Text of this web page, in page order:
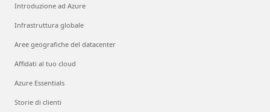
Introduzione ad Azure
Infrastruttura globale
Aree geografiche del datacenter
Affidati al tuo cloud
Azure Essentials
Storie di clienti